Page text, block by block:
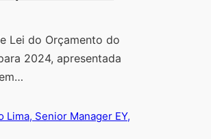
Lei do Orçamento do
2024, apresentada
Lima, Senior Manager EY,